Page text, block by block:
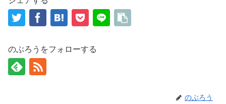
のぶろうをフォローする
のぶろう